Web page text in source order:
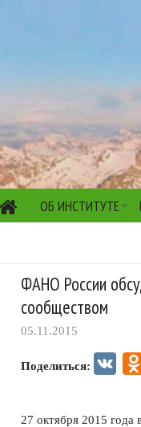
ОБ ИНСТИТУТЕ
ФАНО России
сообществом
05.11.2015
Поделиться: VK
27 октября 2015 года